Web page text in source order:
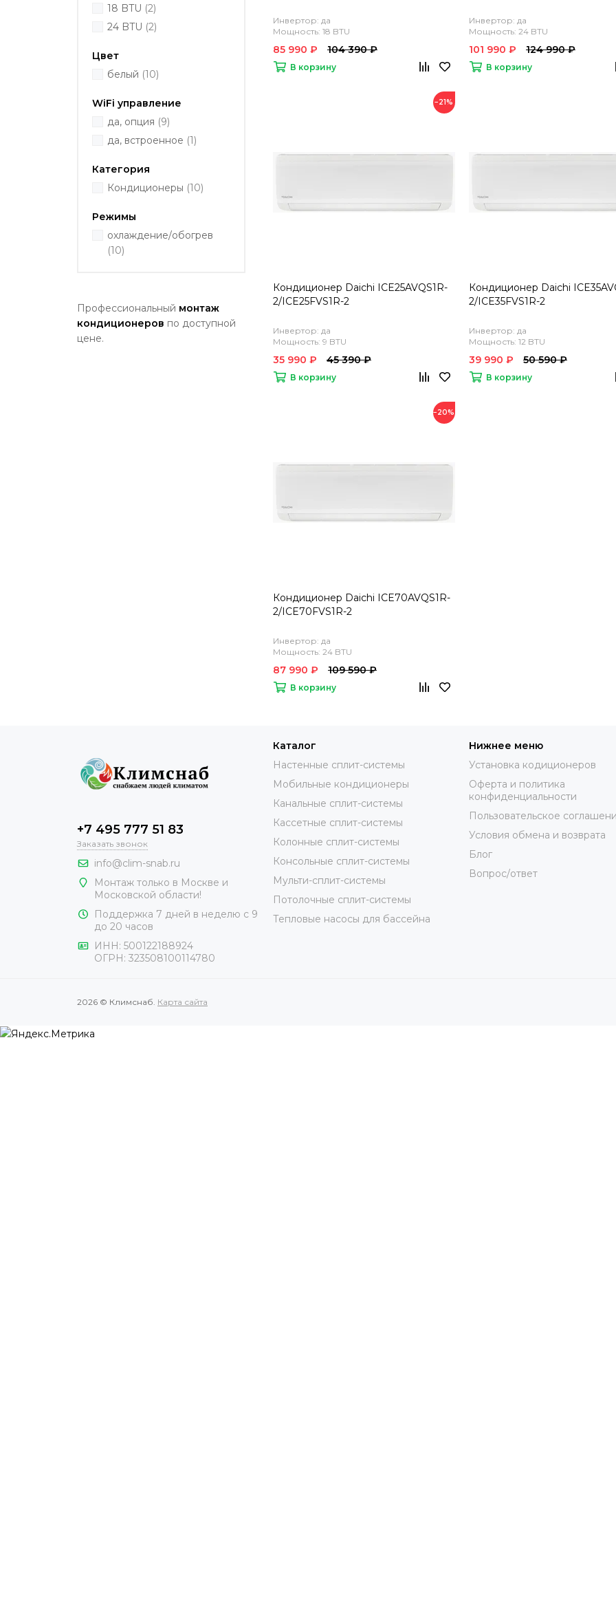
18 BTU (2)
24 BTU (2)
Цвет
белый (10)
WiFi управление
да, опция (9)
да, встроенное (1)
Категория
Кондиционеры (10)
Режимы
охлаждение/обогрев
(10)
Профессиональный монтаж
кондиционеров по доступной
цене.
Инвертор: да
Мощность: 18 BTU
85 990 ₽ 104 390 ₽
В корзину
Инвертор: да
Мощность: 24 BTU
101 990 ₽ 124 990 ₽
В корзину
−21%
Кондиционер Daichi ICE25AVQS1R-
2/ICE25FVS1R-2
Инвертор: да
Мощность: 9 BTU
35 990 ₽ 45 390 ₽
В корзину
Кондиционер Daichi
2/ICE35FVS1R-2
Инвертор: да
Мощность: 12 BTU
39 990 ₽ 50 590 ₽
В корзину
−20%
Кондиционер Daichi ICE70AVQS1R-
2/ICE70FVS1R-2
Инвертор: да
Мощность: 24 BTU
87 990 ₽ 109 590 ₽
В корзину
+7 495 777 51 83
Заказать звонок
info@clim-snab.ru
Монтаж только в Москве и
Московской области!
Поддержка 7 дней в неделю с 9
до 20 часов
ИНН: 500122188924
ОГРН: 323508100114780
Каталог
Настенные сплит-системы
Мобильные кондиционеры
Канальные сплит-системы
Кассетные сплит-системы
Колонные сплит-системы
Консольные сплит-системы
Мульти-сплит-системы
Потолочные сплит-системы
Тепловые насосы для бассейна
Нижнее меню
Установка кодиционеров
Оферта и политика
конфиденциальности
Пользовательское
Условия обмена и возврата
Блог
Вопрос/ответ
2026 © Климснаб. Карта сайта